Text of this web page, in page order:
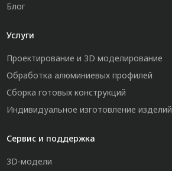
Блог
Услуги
Проектирование и 3D моделирование
Обработка алюминиевых профилей
Сборка готовых конструкций
Индивидуальное изготовление изделий
Сервис и поддержка
3D-модели